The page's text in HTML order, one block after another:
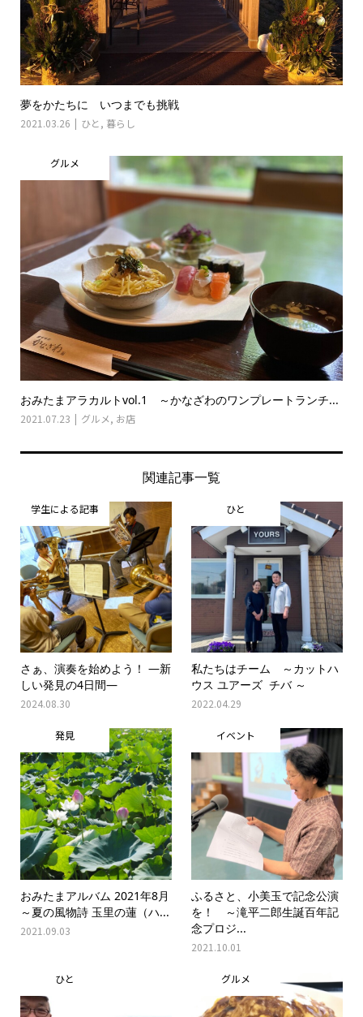
夢をかたちに いつまでも挑戦
2021.03.26 ひと , 暮らし
グルメ
おみたまアラカルトvol.1 ～かなざわのワンプレートランチ...
2021.07.23 グルメ, お店
関連記事一覧
学生による記事
さぁ、演奏を始めよう！ ―新
しい発見の4日間―
2024.08.30
ひと
私たちはチーム ～カットハ
ウス ユアーズ チバ ～
2022.04.29
発見
おみたまアルバム 2021年8月
～夏の風物詩 玉里の蓮（ハ...
2021.09.03
イベント
ふるさと、小美玉で記念公演
を！ ～滝平二郎生誕百年記
念プロジ...
2021.10.01
ひと グルメ